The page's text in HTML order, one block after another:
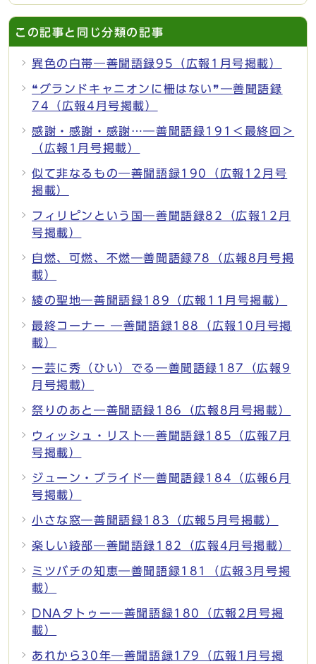
この記事と同じ分類の記事
異色の白帯―善聞語録95（広報1月号掲載）
❝グランドキャニオンに柵はない❞―善聞語録
74（広報4月号掲載）
感謝・感謝・感謝…―善聞語録191＜最終回＞
（広報1月号掲載）
似て非なるもの―善聞語録190（広報12月号
掲載）
フィリピンという国―善聞語録82（広報12月
号掲載）
自燃、可燃、不燃―善聞語録78（広報8月号掲
載）
綾の聖地―善聞語録189（広報11月号掲載）
最終コーナー ―善聞語録188（広報10月号掲
載）
一芸に秀（ひい）でる―善聞語録187（広報9
月号掲載）
祭りのあと―善聞語録186（広報8月号掲載）
ウィッシュ・リスト―善聞語録185（広報7月
号掲載）
ジューン・ブライド―善聞語録184（広報6月
号掲載）
小さな窓―善聞語録183（広報5月号掲載）
楽しい綾部―善聞語録182（広報4月号掲載）
ミツバチの知恵―善聞語録181（広報3月号掲
載）
DNAタトゥー―善聞語録180（広報2月号掲
載）
あれから30年―善聞語録179（広報1月号掲